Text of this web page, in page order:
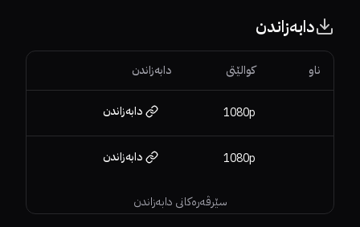
دابەزاندن
سێرڤەرەکانی دابەزاندن
ناو کوالێتی دابەزاندن
1080p دابەزاندن
1080p دابەزاندن